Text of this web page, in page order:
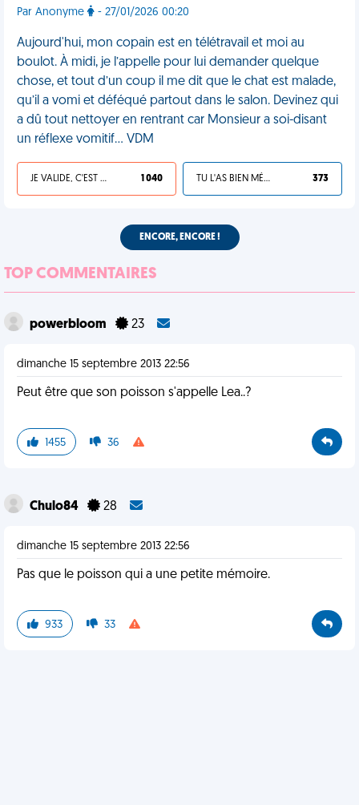
Par Anonyme - 27/01/2026 00:20
Aujourd'hui, mon copain est en télétravail et moi au
boulot. À midi, je l’appelle pour lui demander quelque
chose, et tout d’un coup il me dit que le chat est malade,
qu’il a vomi et déféqué partout dans le salon. Devinez qui
a dû tout nettoyer en rentrant car Monsieur a soi-disant
un réflexe vomitif… VDM
JE VALIDE, C'EST UNE VDM 1 040 TU L'AS BIEN MÉRITÉ 373
ENCORE, ENCORE !
TOP COMMENTAIRES
powerbloom 23
dimanche 15 septembre 2013 22:56
Peut être que son poisson s'appelle Lea..?
1455 36
Chulo84 28
dimanche 15 septembre 2013 22:56
Pas que le poisson qui a une petite mémoire.
933 33